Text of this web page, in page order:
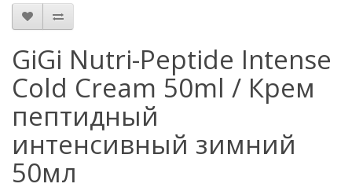
GiGi Nutri-Peptide Intense
Cold Cream 50ml / Крем
пептидный
интенсивный зимний
50мл